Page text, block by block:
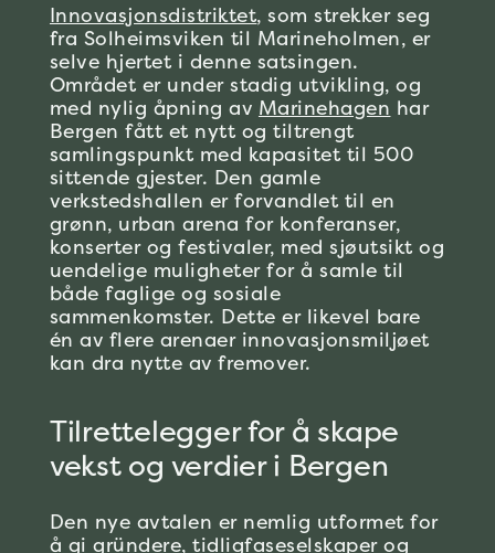
Innovasjonsdistriktet, som strekker seg
fra Solheimsviken til Marineholmen, er
selve hjertet i denne satsingen.
Området er under stadig utvikling, og
med nylig åpning av Marinehagen har
Bergen fått et nytt og tiltrengt
samlingspunkt med kapasitet til 500
sittende gjester. Den gamle
verkstedshallen er forvandlet til en
grønn, urban arena for konferanser,
konserter og festivaler, med sjøutsikt og
uendelige muligheter for å samle til
både faglige og sosiale
sammenkomster. Dette er likevel bare
én av flere arenaer innovasjonsmiljøet
kan dra nytte av fremover.
Tilrettelegger for å skape
vekst og verdier i Bergen
Den nye avtalen er nemlig utformet for
å gi gründere, tidligfaseselskaper og